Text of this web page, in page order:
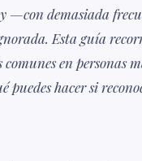
—con demasiada
Esta guía
en personas
puedes hacer si